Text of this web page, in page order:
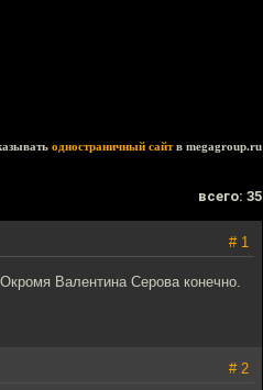
одностраничный сайтв megagroup.ru
всего: 35
# 1
Валентина Серова конечно.
# 2